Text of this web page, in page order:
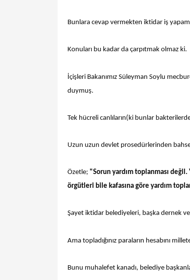
Bunlara cevap vermekten iktidar iş
Konuları bu kadar da çarpıtmak olmaz ki.
İçişleri Bakanımız Süleyman Soylu
duymuş.
Tek hücreli canlıların(ki bunlar
Uzun uzun devlet prosedürlerinden
Özetle; "Sorun yardım toplanması
örgütleri bile kafasına göre yardım
Şayet iktidar belediyeleri, başka dernek
Ama topladığınız paraların hesabını
Bunu muhalefet kanadı, belediye